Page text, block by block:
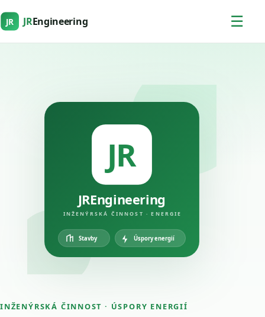
JR JREngineering ☰
INŽENÝRSKÁ ČINNOST · ÚSPORY ENERGIÍ
JR
JREngineering
INŽENÝRSKÁ ČINNOST · ENERGIE
Stavby Úspory energií